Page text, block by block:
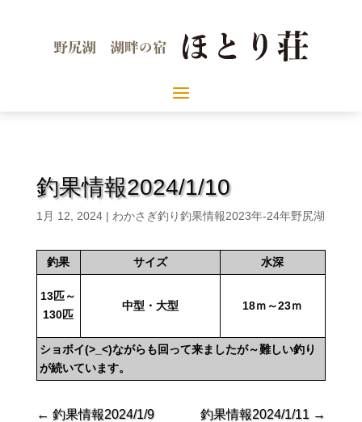
釣果情報2024/1/10
1月 12, 2024| わかさぎ釣り釣果情報2023年-24年野尻湖
釣果 サイズ 水深
13匹～
130匹
中型・大型 18ｍ～23ｍ
ショボイ(>_<)ながらも回って来ましたが～難しい釣り
が続いています。
← 釣果情報2024/1/9 釣果情報2024/1/11 →